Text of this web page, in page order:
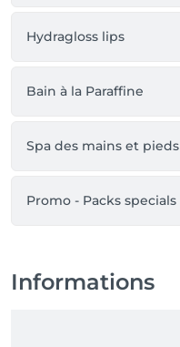
Hydragloss lips
Bain à la Paraffine
Spa des mains et pieds
Promo - Packs specials
Informations